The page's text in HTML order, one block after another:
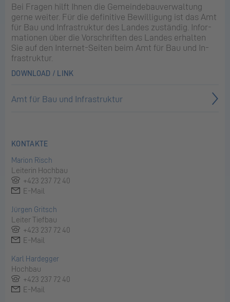
Bei Fra­gen hilft Ihnen die Ge­mein­de­bau­ver­wal­tung
gerne wei­ter. Für die de­fi­ni­ti­ve Be­wil­li­gung ist das Amt
für Bau und In­fra­struk­tur des Lan­des zu­stän­dig. In­for­
ma­tio­nen über die Vor­schrif­ten des Lan­des er­hal­ten
Sie auf den In­ter­net-Sei­ten beim Amt für Bau und In­
fra­struk­tur.
DOWNLOAD / LINK
Amt für Bau und Infrastruktur
KONTAKTE
Marion Risch
Leiterin Hochbau
+423 237 72 40
E-Mail
Jürgen Gritsch
Leiter Tiefbau
+423 237 72 40
E-Mail
Karl Hardegger
Hochbau
+423 237 72 40
E-Mail